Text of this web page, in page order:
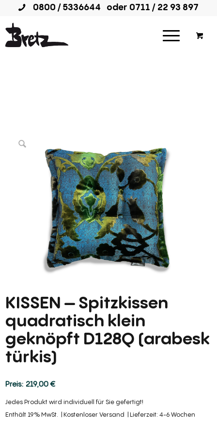
0800 / 5336644 oder 0711 / 22 93 897
KISSEN – Spitzkissen
quadratisch klein
geknöpft D128Q (arabesk
türkis)
219,00€
Jedes Produkt wird individuell für Sie gefertigt!
Enthält 19% MwSt.
Kostenloser Versand Lieferzeit: 4-6 Wochen